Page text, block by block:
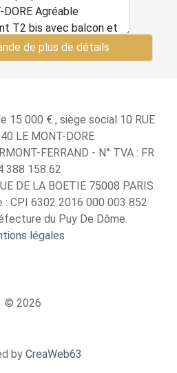
de plus de détails
15 000 € , siège social 10 RUE
LE MONT-DORE
FERRAND - N° TVA : FR
388 158 62
DE LA BOETIE 75008 PARIS
CPI 6302 2016 000 003 852
du Puy De Dôme.
légales
© 2026
by CreaWeb63